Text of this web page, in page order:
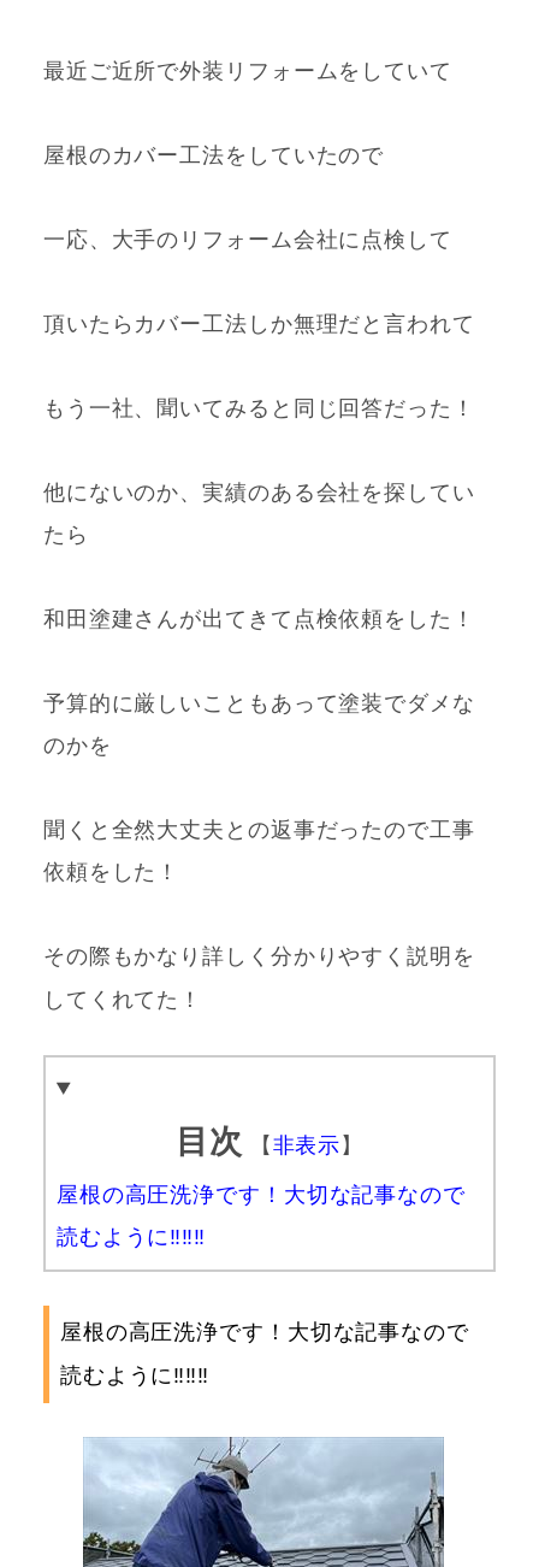
最近ご近所で外装リフォームをしていて
屋根のカバー工法をしていたので
一応、大手のリフォーム会社に点検して
頂いたらカバー工法しか無理だと言われて
もう一社、聞いてみると同じ回答だった！
他にないのか、実績のある会社を探してい
たら
和田塗建さんが出てきて点検依頼をした！
予算的に厳しいこともあって塗装でダメな
のかを
聞くと全然大丈夫との返事だったので工事
依頼をした！
その際もかなり詳しく分かりやすく説明を
してくれてた！
目次 【 非表示 】
屋根の高圧洗浄です！大切な記事なので
読むように‼‼‼
屋根の高圧洗浄です！大切な記事なので
読むように‼‼‼